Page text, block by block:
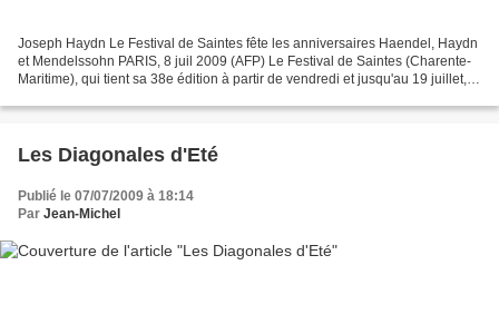
Joseph Haydn Le Festival de Saintes fête les anniversaires Haendel, Haydn
et Mendelssohn PARIS, 8 juil 2009 (AFP) Le Festival de Saintes (Charente-
Maritime), qui tient sa 38e édition à partir de vendredi et jusqu'au 19 juillet,
Les Diagonales d'Eté
Publié le 07/07/2009 à 18:14
Par Jean-Michel